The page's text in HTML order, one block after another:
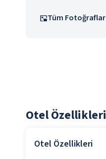
Tüm Fotoğraflar
Otel Özellikleri
Otel Özellikleri